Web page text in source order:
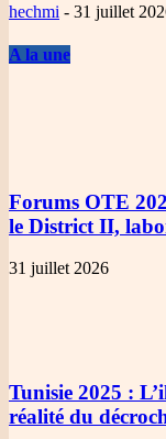
hechmi - 31 juillet
A la une
Forums OTE
le District II,
31 juillet 2026
Tunisie 2025 :
réalité du